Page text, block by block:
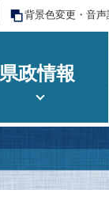
背景色変更・音
県政情報